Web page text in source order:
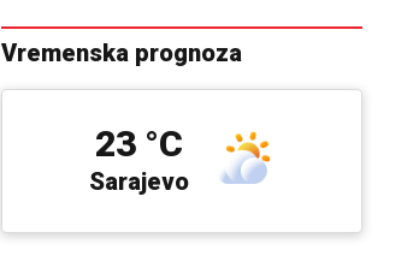
Vremenska prognoza
Sarajevo
23 °C